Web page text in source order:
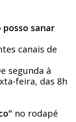
posso sanar
canais de
segunda à
feira, das 8h
no rodapé